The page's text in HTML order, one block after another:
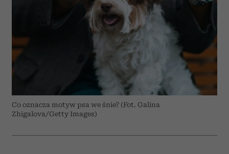
Co oznacza motyw psa we śnie? (Fot. Galina
Zhigalova/Getty Images)